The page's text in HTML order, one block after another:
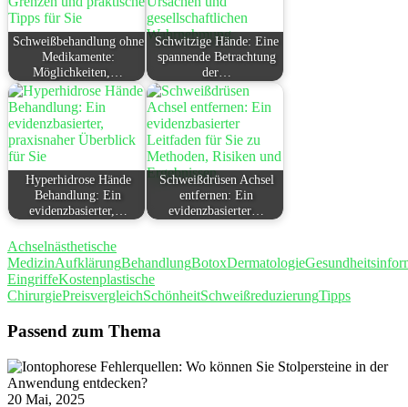
Schweißbehandlung ohne
Medikamente:
Möglichkeiten,…
Schwitzige Hände: Eine
spannende Betrachtung
der…
Hyperhidrose Hände
Behandlung: Ein
evidenzbasierter,…
Schweißdrüsen Achsel
entfernen: Ein
evidenzbasierter…
Achselnästhetische
MedizinAufklärungBehandlungBotoxDermatologie
EingriffeKostenplastische
ChirurgiePreisvergleichSchönheitSchweißreduzierungTipps
Passend zum Thema
20 Mai, 2025